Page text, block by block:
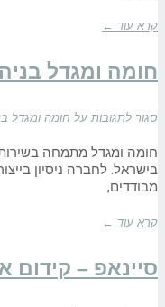
קרא עוד ←
חומה ומגדל
סגור לתגובות על חומה ומגדל
חומה ומגדל מתמחה
בישראל. לחברה ניסיון
מבודדים,
קרא עוד ←
סיינאפ – קידום